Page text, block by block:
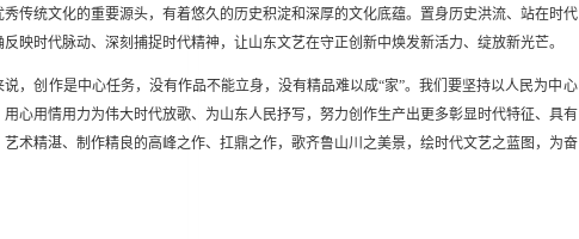
传统文化的重要源头，有着悠久的历史积淀和深厚的文化底蕴。置身历史洪流、站在时代
映时代脉动、深刻捕捉时代精神，让山东文艺在守正创新中焕发新活力、绽放新光芒。
，创作是中心任务，没有作品不能立身，没有精品难以成“家”。我们要坚持以人民为中心
心用情用力为伟大时代放歌、为山东人民抒写，努力创作生产出更多彰显时代特征、具有
术精湛、制作精良的高峰之作、扛鼎之作，歌齐鲁山川之美景，绘时代文艺之蓝图，为奋